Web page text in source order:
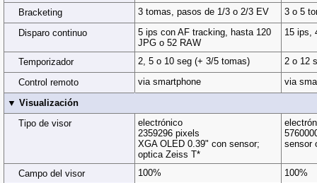
Bracketing
3 tomas, pasos de 1/3 o 2/3 EV
3 o 5
Disparo continuo
5 ips con AF tracking, hasta 120
JPG o 52 RAW
15 ips,
Temporizador 2, 5 o 10 seg (+ 3/5 tomas)
2 o 12
Control remoto
via smartphone
via
▼ Visualización
Tipo de visor
electrónico
2359296 pixels
XGA OLED 0.39" con sensor;
optica Zeiss T*
sensor
Campo del visor 100%
100%